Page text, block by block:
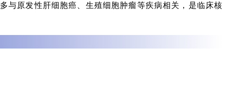
与原发性肝细胞癌、生殖细胞肿瘤等疾病相关，是临床核